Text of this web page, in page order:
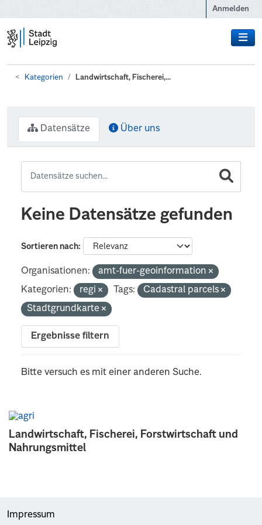
Anmelden
Kategorien Landwirtschaft, Fischerei,...
Landwirtschaft, Fischerei, Forstwirtschaft und
Nahrungsmittel
Datensätze Über uns
Keine Datensätze gefunden
Sortieren nach
Organisationen:
amt-fuer-geoinformation
Kategorien:
regi Tags:
Cadastral parcels
Stadtgrundkarte
Ergebnisse filtern
Bitte versuch es mit einer anderen Suche.
Impressum